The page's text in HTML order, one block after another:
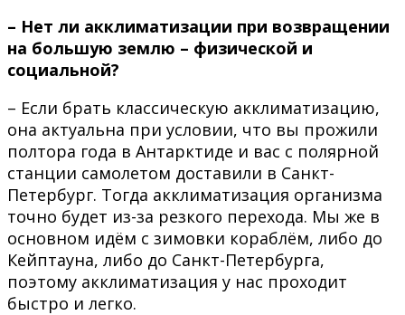
– Нет ли акклиматизации при возвращении
на большую землю – физической и
социальной?
– Если брать классическую акклиматизацию,
она актуальна при условии, что вы прожили
полтора года в Антарктиде и вас с полярной
станции самолетом доставили в Санкт-
Петербург. Тогда акклиматизация организма
точно будет из-за резкого перехода. Мы же в
основном идём с зимовки кораблём, либо до
Кейптауна, либо до Санкт-Петербурга,
поэтому акклиматизация у нас проходит
быстро и легко.